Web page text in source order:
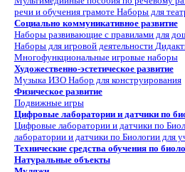
речи и обучения грамоте Наборы для
Социально коммуникативное развитие
Наборы развивающие с правилами для
Наборы для игровой деятельности
Многофункциональные игровые наборы
Художественно-эстетическое развитие
Музыка ИЗО Набор для конструирования
Физическое развитие
Подвижные игры
Цифровые лаборатории и датчики по
Цифровые лаборатории и датчики по
лаборатории и датчики по Биологии для
Технические средства обучения по
Натуральные объекты